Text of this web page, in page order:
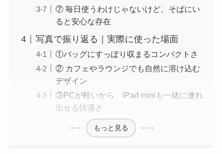
⑦ 毎日使うわけじゃないけど、そばにい
ると安心な存在
写真で振り返る｜実際に使った場面
①バッグにすっぽり収まるコンパクトさ
② カフェやラウンジでも自然に溶け込む
デザイン
③PCが軽いから、iPad miniも一緒に連れ
出せる快適さ
もっと見る